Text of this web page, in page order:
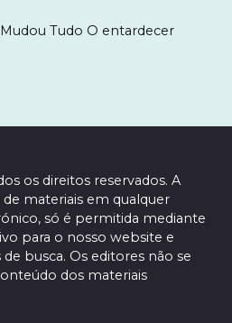
Tudo O entardecer
os direitos reservados. A
materiais em qualquer
só é permitida mediante
para o nosso website e
busca. Os editores não se
dos materiais